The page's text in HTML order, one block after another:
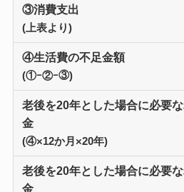
③消費支出
(上表より)
④生活費の不足金額
(①ｰ②ｰ③)
老後を20年とした場合に必要
金
(④×12か月×20年)
老後を20年とした場合に必要
金